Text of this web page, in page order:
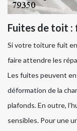
Fuites de toit :
Si votre toiture fuit en
faire attendre les
Les fuites peuvent
déformation de la
plafonds. En outre,
sensibles. Pour une